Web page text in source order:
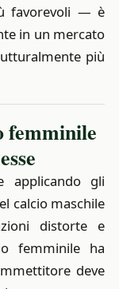
favorevoli — è
in un mercato
più
femminile
applicando gli
calcio maschile
distorte e
femminile ha
deve